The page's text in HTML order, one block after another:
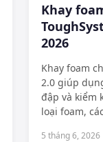
Khay
2026
Khay foam
2.0 giúp
đập và kiểm
loại foam,
5 tháng 6, 2026